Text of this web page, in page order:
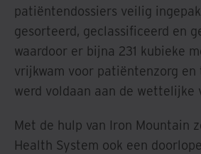
patiëntendossiers veilig
gesorteerd, geclassificeerd en
waardoor er bijna 231 kubieke
vrijkwam voor patiëntenzorg
werd voldaan aan de wettelijke
Met de hulp van Iron Mountain
Health System ook een